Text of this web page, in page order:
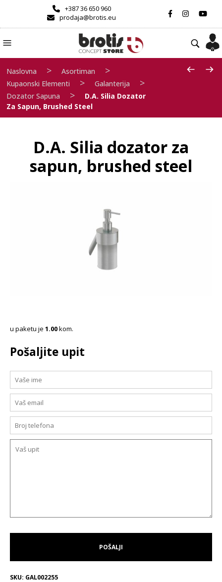
+387 36 650 960
prodaja@brotis.eu
Naslovna > Asortiman >
Kupaonski Elementi > Galanterija >
Dozator Sapuna >
D.A. Silia Dozator
Za Sapun, Brushed Steel
D.A. Silia dozator za
sapun, brushed steel
u paketu je 1.00kom.
Pošaljite upit
SKU: GAL002255